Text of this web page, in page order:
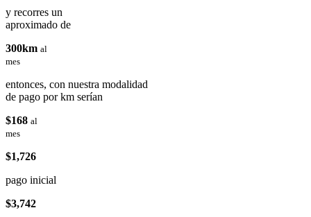
y recorres un
aproximado de
300km al
mes
entonces, con nuestra modalidad
de pago por km serían
$168 al
mes
$1,726
pago inicial
$3,742